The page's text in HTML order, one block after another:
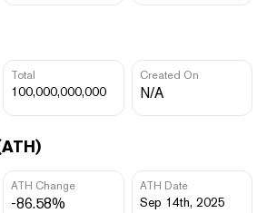
Total
100,000,000,000
Created On
N/A
ATH Change
-86.58%
ATH Date
Sep 14th, 2025